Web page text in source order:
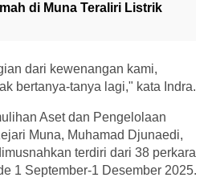
di Muna Teraliri Listrik
dari kewenangan kami,
bertanya-tanya lagi," kata Indra.
Aset dan Pengelolaan
Muna, Muhamad Djunaedi,
terdiri dari 38 perkara
1 September-1 Desember 2025.